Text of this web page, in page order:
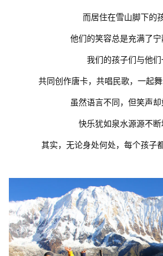
而居住在雪山脚下的
他们的笑容总是充满了
我们的孩子们与他们
共同创作唐卡，共唱民歌，一起舞
虽然语言不同，但笑声
快乐犹如泉水源源不
其实，无论身处何处，每个孩子